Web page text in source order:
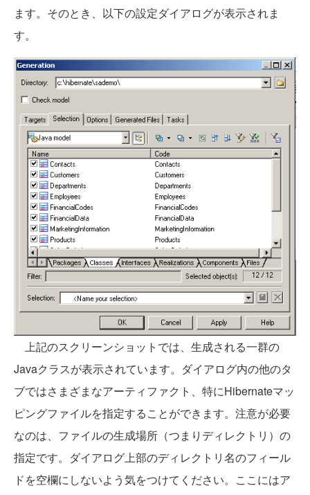
ます。そのとき、以下の設定ダイアログが表示されま
す。
上記のスクリーンショットでは、生成される一群の
Javaクラスが表示されています。ダイアログ内の他のタ
ブではさまざまなアーティファクト、特にHibernateマッ
ピングファイルを指定することができます。注意が必要
なのは、ファイルの生成場所（つまりディレクトリ）の
指定です。ダイアログ上部のディレクトリ名のフィール
ドを空欄にしないよう気をつけてください。ここにはア